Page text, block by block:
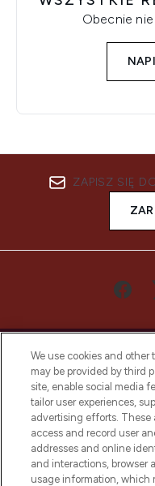
Obecnie
ZAPISZ SIĘ
Bądź pierwszą
najnowszych
uznanych
otrzyma
z
We use cookies and
may be provided by third
site, enable social media
tailor user experiences,
advertising efforts. These
access and record user
addresses and online
and interactions, browser
usage information, which